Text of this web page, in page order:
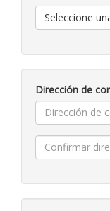
Seleccione
Dirección de